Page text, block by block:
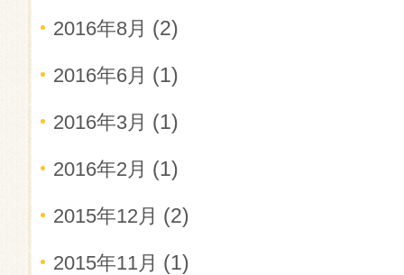
2016年8月 (2)
2016年6月 (1)
2016年3月 (1)
2016年2月 (1)
2015年12月 (2)
2015年11月 (1)